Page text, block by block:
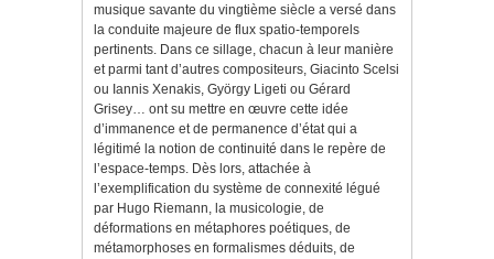
musique savante du vingtième siècle a versé dans
la conduite majeure de flux spatio-temporels
pertinents. Dans ce sillage, chacun à leur manière
et parmi tant d’autres compositeurs, Giacinto Scelsi
ou Iannis Xenakis, György Ligeti ou Gérard
Grisey… ont su mettre en œuvre cette idée
d’immanence et de permanence d’état qui a
légitimé la notion de continuité dans le repère de
l’espace-temps. Dès lors, attachée à
l’exemplification du système de connexité légué
par Hugo Riemann, la musicologie, de
déformations en métaphores poétiques, de
métamorphoses en formalismes déduits, de